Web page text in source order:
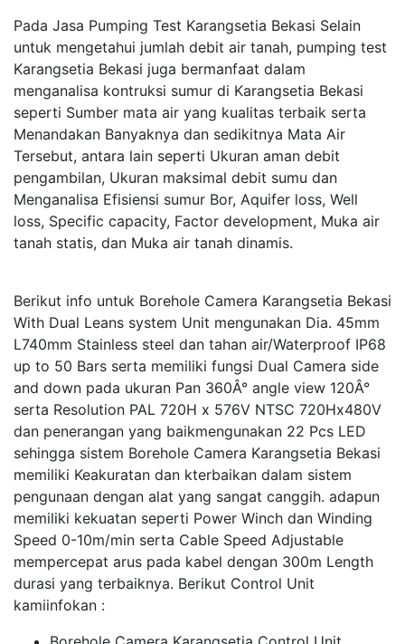
Pada Jasa Pumping Test Karangsetia Bekasi Selain
untuk mengetahui jumlah debit air tanah, pumping test
Karangsetia Bekasi juga bermanfaat dalam
menganalisa kontruksi sumur di Karangsetia Bekasi
seperti Sumber mata air yang kualitas terbaik serta
Menandakan Banyaknya dan sedikitnya Mata Air
Tersebut, antara lain seperti Ukuran aman debit
pengambilan, Ukuran maksimal debit sumu dan
Menganalisa Efisiensi sumur Bor, Aquifer loss, Well
loss, Specific capacity, Factor development, Muka air
tanah statis, dan Muka air tanah dinamis.
Berikut info untuk Borehole Camera Karangsetia Bekasi
With Dual Leans system Unit mengunakan Dia. 45mm
L740mm Stainless steel dan tahan air/Waterproof IP68
up to 50 Bars serta memiliki fungsi Dual Camera side
and down pada ukuran Pan 360Â° angle view 120Â°
serta Resolution PAL 720H x 576V NTSC 720Hx480V
dan penerangan yang baikmengunakan 22 Pcs LED
sehingga sistem Borehole Camera Karangsetia Bekasi
memiliki Keakuratan dan kterbaikan dalam sistem
pengunaan dengan alat yang sangat canggih. adapun
memiliki kekuatan seperti Power Winch dan Winding
Speed 0-10m/min serta Cable Speed Adjustable
mempercepat arus pada kabel dengan 300m Length
durasi yang terbaiknya. Berikut Control Unit
kamiinfokan :